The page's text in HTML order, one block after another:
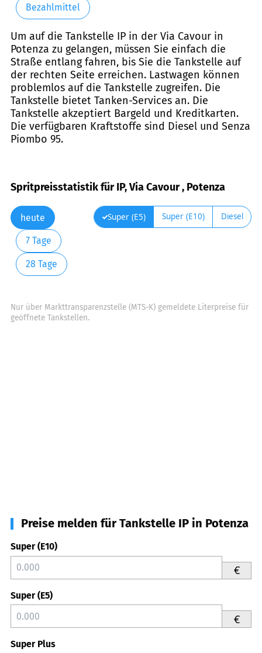
Bezahlmittel
Um auf die Tankstelle IP in der Via Cavour in
Potenza zu gelangen, müssen Sie einfach die
Straße entlang fahren, bis Sie die Tankstelle auf
der rechten Seite erreichen. Lastwagen können
problemlos auf die Tankstelle zugreifen. Die
Tankstelle bietet Tanken-Services an. Die
Tankstelle akzeptiert Bargeld und Kreditkarten.
Die verfügbaren Kraftstoffe sind Diesel und Senza
Piombo 95.
Spritpreisstatistik für IP, Via Cavour , Potenza
heute
7 Tage
28 Tage
Super (E5) Super (E10) Diesel
Nur über Markttransparenzstelle (MTS-K) gemeldete Literpreise für
geöffnete Tankstellen.
Preise melden für Tankstelle IP in Potenza
Super (E10)
€
Super (E5)
€
Super Plus